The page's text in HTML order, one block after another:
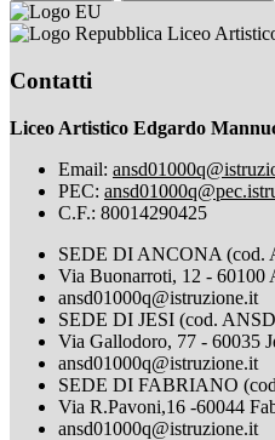
Liceo
Contatti
Liceo Artistico Edgardo
Email:
PEC:
C.F.: 80014290425
SEDE DI ANCONA (cod.
Via Buonarroti, 12 - 60100
ansd01000q@istruzione.it
SEDE DI JESI (cod.
Via Gallodoro, 77 - 60035
ansd01000q@istruzione.it
SEDE DI FABRIANO
Via R.Pavoni,16 -60044
ansd01000q@istruzione.it